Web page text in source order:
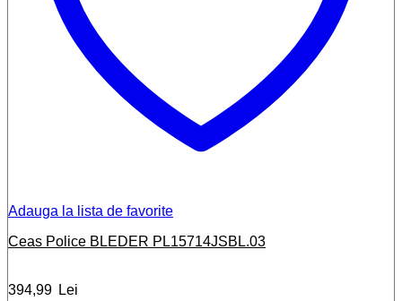
Adauga la lista de favorite
Ceas Police BLEDER PL15714JSBL.03
394,99 Lei